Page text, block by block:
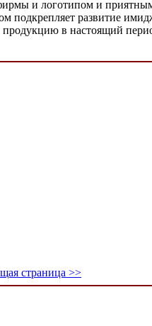
и логотипом и
подкрепляет развитие
в настоящий
страница >>